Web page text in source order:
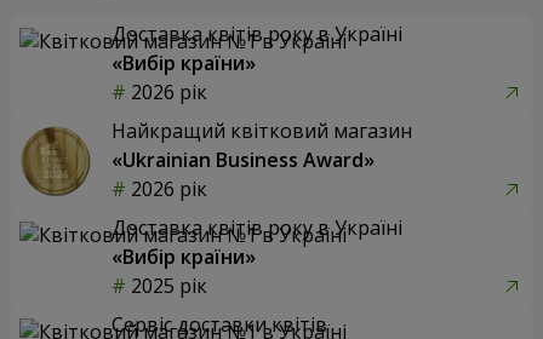
Доставка квітів року в Україні
«Вибір країни»
2026 рік
Найкращий квітковий магазин
«Ukrainian Business Award»
2026 рік
Доставка квітів року в Україні
«Вибір країни»
2025 рік
Сервіс доставки квітів